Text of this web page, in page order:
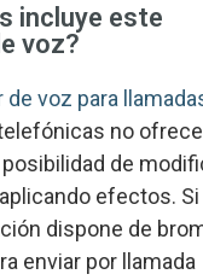
incluye este
voz?
de voz para
no
de
efectos. Si
dispone de
enviar por llamada